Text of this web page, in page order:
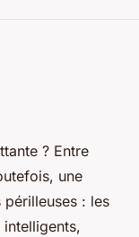
? Entre
une
: les